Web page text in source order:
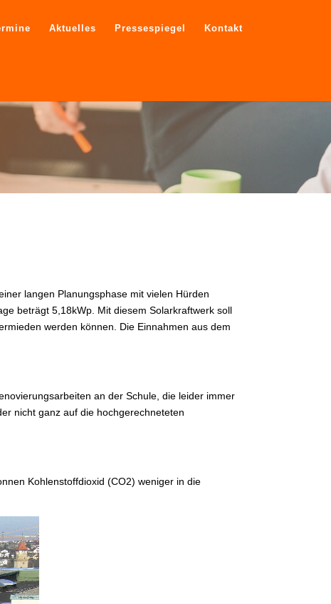
Aktuelles Pressespiegel Kontakt
langen Planungsphase mit vielen Hürden
beträgt 5,18kWp. Mit diesem Solarkraftwerk soll
werden können. Die Einnahmen aus dem
an der Schule, die leider immer
nicht ganz auf die hochgerechneteten
Kohlenstoffdioxid (CO2) weniger in die